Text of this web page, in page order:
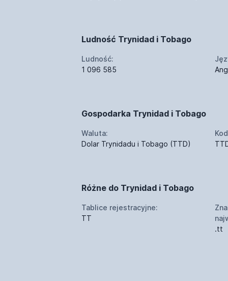
Ludność Trynidad i Tobago
Ludność:
1 096 585
Gospodarka Trynidad i Tobago
Waluta:
Dolar Trynidadu i Tobago (TTD)
Różne do Trynidad i Tobago
Tablice rejestracyjne:
TT
.tt